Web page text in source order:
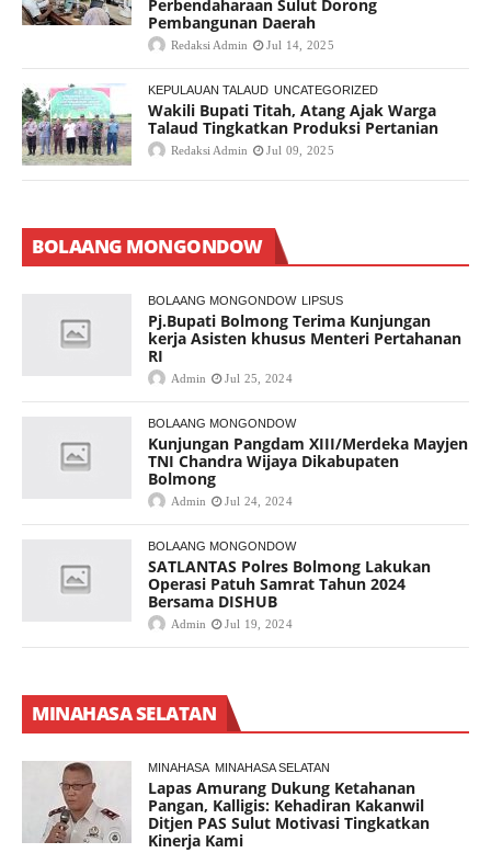
Perbendaharaan Sulut Dorong
Pembangunan Daerah
Redaksi Admin Jul 14, 2025
KEPULAUAN TALAUD UNCATEGORIZED
Wakili Bupati Titah, Atang Ajak Warga
Talaud Tingkatkan Produksi Pertanian
Redaksi Admin Jul 09, 2025
BOLAANG MONGONDOW
BOLAANG MONGONDOW LIPSUS
Pj.Bupati Bolmong Terima Kunjungan
kerja Asisten khusus Menteri Pertahanan
RI
Admin Jul 25, 2024
BOLAANG MONGONDOW
Kunjungan Pangdam XIII/Merdeka Mayjen
TNI Chandra Wijaya Dikabupaten
Bolmong
Admin Jul 24, 2024
BOLAANG MONGONDOW
SATLANTAS Polres Bolmong Lakukan
Operasi Patuh Samrat Tahun 2024
Bersama DISHUB
Admin Jul 19, 2024
MINAHASA SELATAN
MINAHASA MINAHASA SELATAN
Lapas Amurang Dukung Ketahanan
Pangan, Kalligis: Kehadiran Kakanwil
Ditjen PAS Sulut Motivasi Tingkatkan
Kinerja Kami